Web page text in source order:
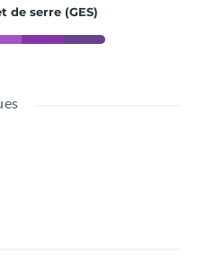
de serre (GES)